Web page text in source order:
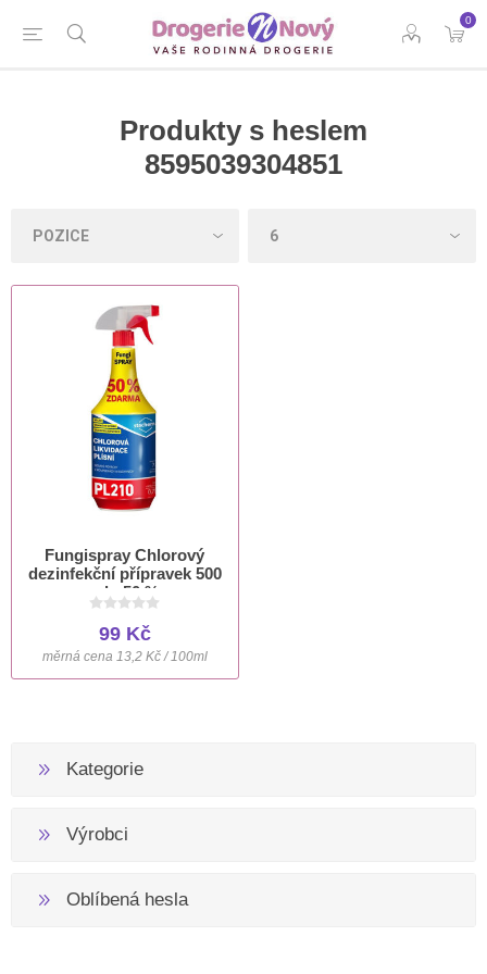
0
Produkty s heslem
8595039304851
Fungispray Chlorový
dezinfekční přípravek 500
ml +50 %
99 Kč
měrná cena 13,2 Kč / 100ml
Kategorie
Výrobci
Oblíbená hesla